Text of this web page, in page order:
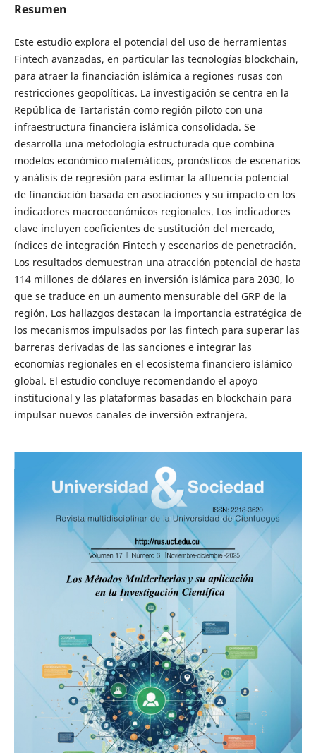
Resumen
Este estudio explora el potencial del uso de herramientas
Fintech avanzadas, en particular las tecnologías blockchain,
para atraer la financiación islámica a regiones rusas con
restricciones geopolíticas. La investigación se centra en la
República de Tartaristán como región piloto con una
infraestructura financiera islámica consolidada. Se
desarrolla una metodología estructurada que combina
modelos económico matemáticos, pronósticos de escenarios
y análisis de regresión para estimar la afluencia potencial
de financiación basada en asociaciones y su impacto en los
indicadores macroeconómicos regionales. Los indicadores
clave incluyen coeficientes de sustitución del mercado,
índices de integración Fintech y escenarios de penetración.
Los resultados demuestran una atracción potencial de hasta
114 millones de dólares en inversión islámica para 2030, lo
que se traduce en un aumento mensurable del GRP de la
región. Los hallazgos destacan la importancia estratégica de
los mecanismos impulsados por las fintech para superar las
barreras derivadas de las sanciones e integrar las
economías regionales en el ecosistema financiero islámico
global. El estudio concluye recomendando el apoyo
institucional y las plataformas basadas en blockchain para
impulsar nuevos canales de inversión extranjera.